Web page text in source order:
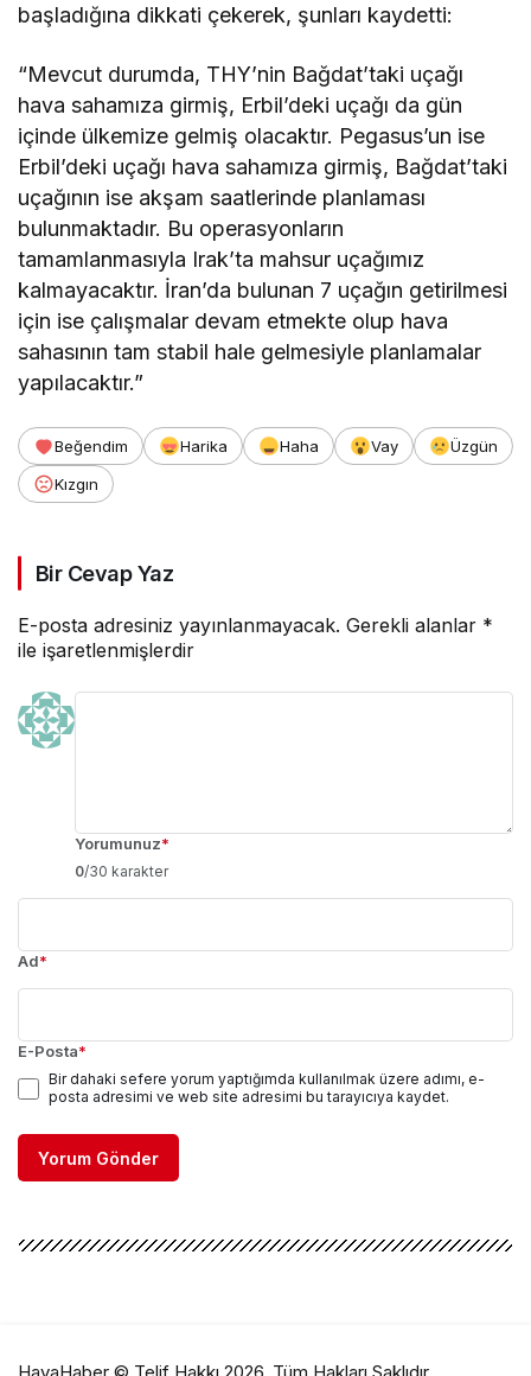
başladığına dikkati çekerek, şunları kaydetti:
“Mevcut durumda, THY’nin Bağdat’taki uçağı
hava sahamıza girmiş, Erbil’deki uçağı da gün
içinde ülkemize gelmiş olacaktır. Pegasus’un ise
Erbil’deki uçağı hava sahamıza girmiş, Bağdat’taki
uçağının ise akşam saatlerinde planlaması
bulunmaktadır. Bu operasyonların
tamamlanmasıyla Irak’ta mahsur uçağımız
kalmayacaktır. İran’da bulunan 7 uçağın getirilmesi
için ise çalışmalar devam etmekte olup hava
sahasının tam stabil hale gelmesiyle planlamalar
yapılacaktır.”
Beğendim Harika Haha Vay
Üzgün
Kızgın
Bir Cevap Yaz
E-posta adresiniz yayınlanmayacak. Gerekli alanlar *
ile işaretlenmişlerdir
Yorumunuz*
0/30 karakter
Ad*
E-Posta*
Bir dahaki sefere yorum yaptığımda kullanılmak üzere adımı, e-
posta adresimi ve web site adresimi bu tarayıcıya kaydet.
Yorum Gönder
HavaHaber © Telif Hakkı 2026, Tüm Hakları Saklıdır